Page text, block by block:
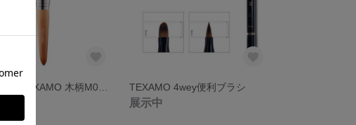
TEXAMO 4wey便利ブラシ
展示中